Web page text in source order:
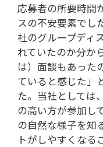
応募者の所要時間
スの不安要素でし
社のグループディ
れていたのか分か
は）面談もあった
ていると感じた」
た。当社としては
の高い方が参加し
の自然な様子を知
トがしやすくなる